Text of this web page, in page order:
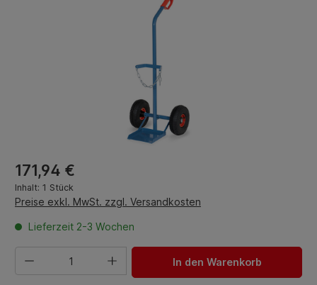
Regulärer Preis:
171,94 €
Inhalt: 1 Stück
Preise exkl. MwSt. zzgl. Versandkosten
Lieferzeit 2-3 Wochen
Produkt Anzahl: Gib den gewünschten Wert ein oder
In den Warenkorb